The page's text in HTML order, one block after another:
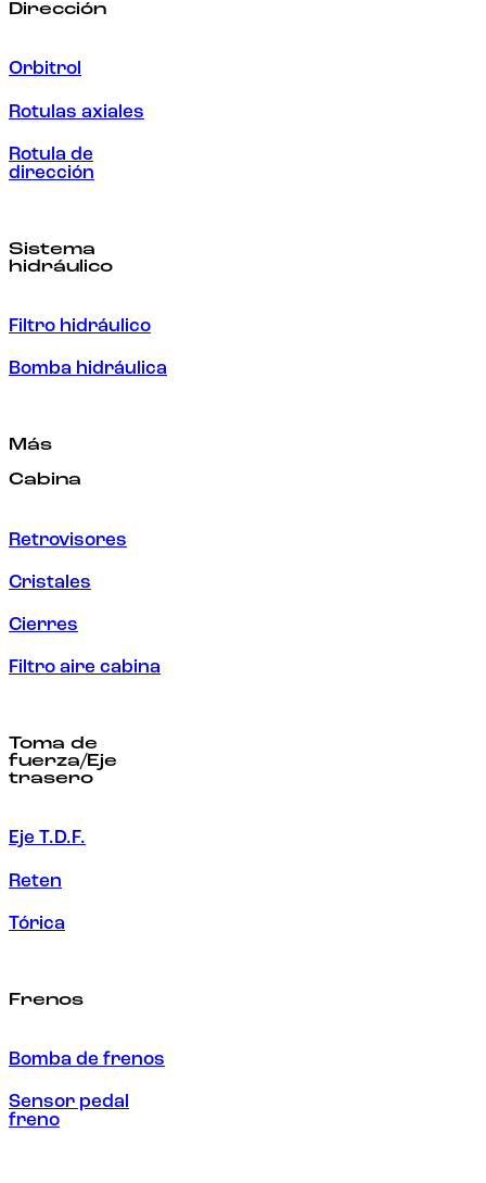
Dirección
Orbitrol
Rotulas axiales
Rotula de
dirección
Sistema
hidráulico
Filtro hidráulico
Bomba hidráulica
Más
Cabina
Retrovisores
Cristales
Cierres
Filtro aire cabina
Toma de
fuerza/Eje
trasero
Eje T.D.F.
Reten
Tórica
Frenos
Bomba de frenos
Sensor pedal
freno